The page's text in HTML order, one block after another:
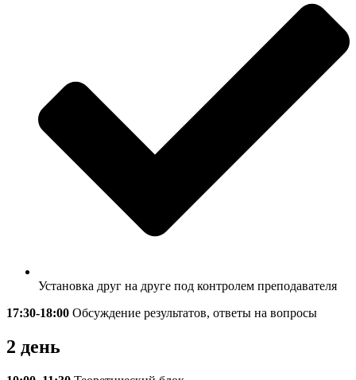
Установка друг на друге под контролем преподавателя
17:30-18:00 Обсуждение результатов, ответы на вопросы
2 день